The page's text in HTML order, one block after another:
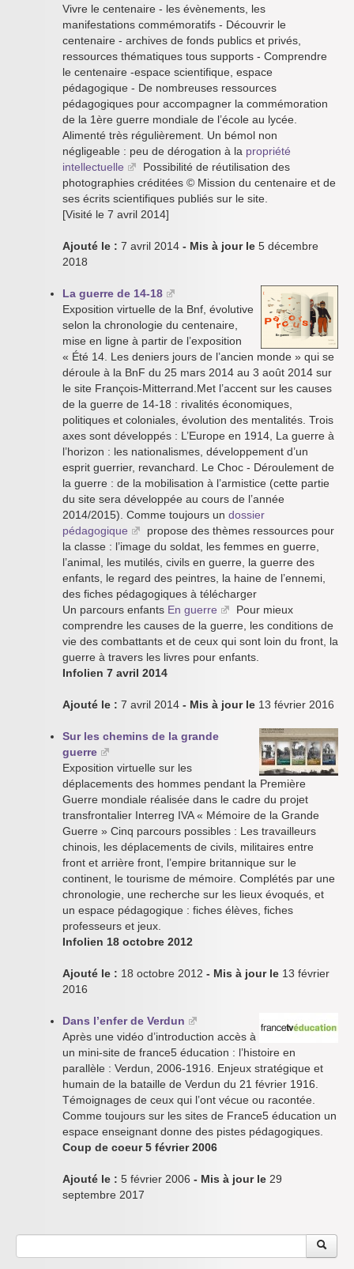
Vivre le centenaire - les évènements, les
manifestations commémoratifs - Découvrir le
centenaire - archives de fonds publics et privés,
ressources thématiques tous supports - Comprendre
le centenaire -espace scientifique, espace
pédagogique - De nombreuses ressources
pédagogiques pour accompagner la commémoration
de la 1ère guerre mondiale de l’école au lycée.
Alimenté très régulièrement. Un bémol non
négligeable : peu de dérogation à la propriété
intellectuelle
Possibilité de réutilisation des
photographies créditées © Mission du centenaire et de
ses écrits scientifiques publiés sur le site.
[Visité le 7 avril 2014]
Ajouté le : 7 avril 2014 - Mis à jour le 5 décembre
2018
La guerre de 14-18
Exposition virtuelle de la Bnf, évolutive
selon la chronologie du centenaire,
mise en ligne à partir de l’exposition
« Été 14. Les deniers jours de l’ancien monde » qui se
déroule à la BnF du 25 mars 2014 au 3 août 2014 sur
le site François-Mitterrand.Met l’accent sur les causes
de la guerre de 14-18 : rivalités économiques,
politiques et coloniales, évolution des mentalités. Trois
axes sont développés : L’Europe en 1914, La guerre à
l’horizon : les nationalismes, développement d’un
esprit guerrier, revanchard. Le Choc - Déroulement de
la guerre : de la mobilisation à l’armistice (cette partie
du site sera développée au cours de l’année
2014/2015). Comme toujours un dossier
pédagogique
propose des thèmes ressources pour
la classe : l’image du soldat, les femmes en guerre,
l’animal, les mutilés, civils en guerre, la guerre des
enfants, le regard des peintres, la haine de l’ennemi,
des fiches pédagogiques à télécharger
Un parcours enfants En guerre
Pour mieux
comprendre les causes de la guerre, les conditions de
vie des combattants et de ceux qui sont loin du front, la
guerre à travers les livres pour enfants.
Infolien 7 avril 2014
Ajouté le : 7 avril 2014 - Mis à jour le 13 février 2016
Sur les chemins de la grande
guerre
Exposition virtuelle sur les
déplacements des hommes pendant la Première
Guerre mondiale réalisée dans le cadre du projet
transfrontalier Interreg IVA « Mémoire de la Grande
Guerre » Cinq parcours possibles : Les travailleurs
chinois, les déplacements de civils, militaires entre
front et arrière front, l’empire britannique sur le
continent, le tourisme de mémoire. Complétés par une
chronologie, une recherche sur les lieux évoqués, et
un espace pédagogique : fiches élèves, fiches
professeurs et jeux.
Infolien 18 octobre 2012
Ajouté le : 18 octobre 2012 - Mis à jour le 13 février
2016
Dans l’enfer de Verdun
Après une vidéo d’introduction accès à
un mini-site de france5 éducation : l’histoire en
parallèle : Verdun, 2006-1916. Enjeux stratégique et
humain de la bataille de Verdun du 21 février 1916.
Témoignages de ceux qui l’ont vécue ou racontée.
Comme toujours sur les sites de France5 éducation un
espace enseignant donne des pistes pédagogiques.
Coup de coeur 5 février 2006
Ajouté le : 5 février 2006 - Mis à jour le 29
septembre 2017